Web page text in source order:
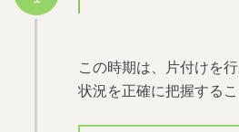
この時期は、片付けを
状況を正確に把握するこ